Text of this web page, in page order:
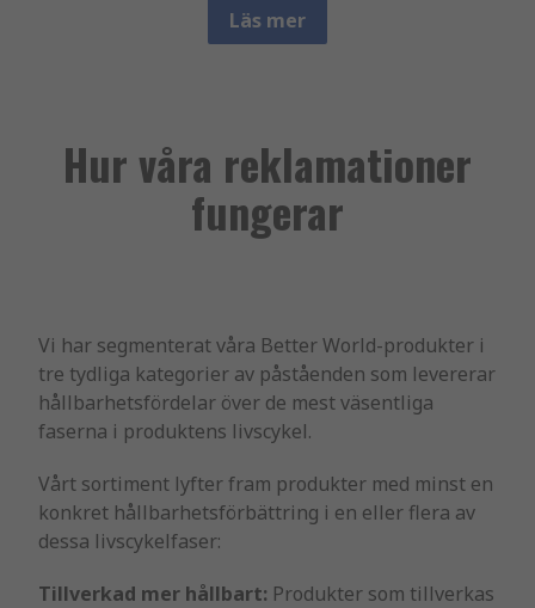
Läs mer
Hur våra reklamationer
fungerar
Vi har segmenterat våra Better World-produkter i
tre tydliga kategorier av påståenden som levererar
hållbarhetsfördelar över de mest väsentliga
faserna i produktens livscykel.
Vårt sortiment lyfter fram produkter med minst en
konkret hållbarhetsförbättring i en eller flera av
dessa livscykelfaser:
Tillverkad mer hållbart: Produkter som tillverkas